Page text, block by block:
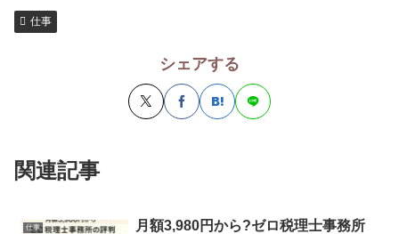
仕事
シェアする
関連記事
仕事
月額3,980円から?ゼロ税理士事務所